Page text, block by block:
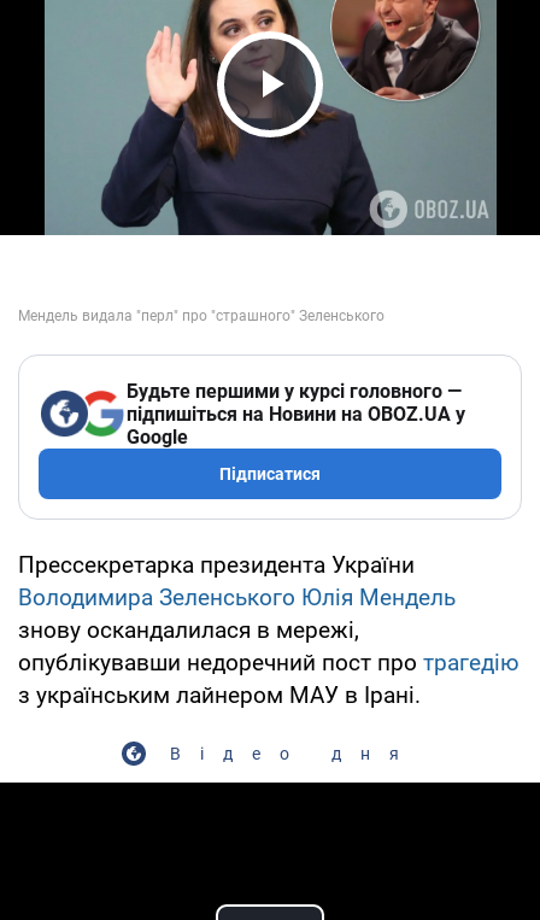
Play Video
Будьте першими у курсі головного —
підпишіться на Новини на OBOZ.UA у
Google
Підписатися
Прессекретарка президента України
Володимира Зеленського Юлія Мендель
знову оскандалилася в мережі,
опублікувавши недоречний пост про трагедію
з українським лайнером МАУ в Ірані.
Відео дня